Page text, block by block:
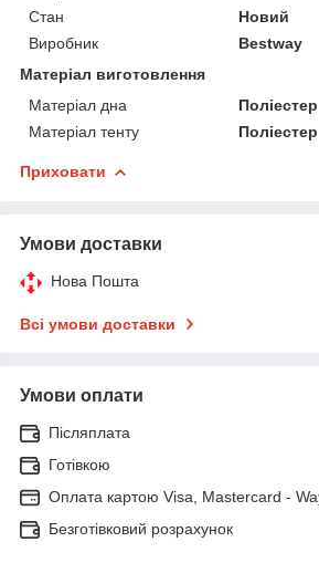
Стан
Новий
Виробник
Bestway
Матеріал виготовлення
Матеріал дна
Поліестер
Матеріал тенту
Поліестер
Приховати
Умови доставки
Нова Пошта
Всі умови доставки
Умови оплати
Післяплата
Готівкою
Оплата картою Visa, Mastercard -
Безготівковий розрахунок